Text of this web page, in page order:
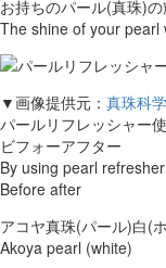
お持ちのパール(真珠)の
The shine of your pearl
▼画像提供元： 真珠科
パールリフレッシャー
ビフォーアフター
By using pearl refresher
Before after
アコヤ真珠(パール)白(
Akoya pearl (white)